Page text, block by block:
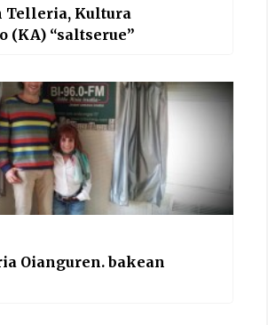
Telleria, Kultura
(KA) “saltserue”
Oianguren. bakean